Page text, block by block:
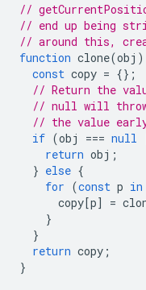
//
// end up being
// around this,
function clone(obj )
const copy = {};
// Return the
// null will
// the value
if (obj === null
return obj ;
} else {
for (const p in
copy[p] =
}
}
return copy ;
}